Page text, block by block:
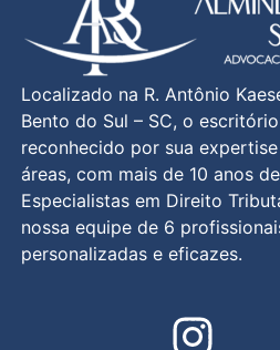
Localizado na R. Antônio
Bento do Sul – SC, o
reconhecido por sua
áreas, com mais de 10 anos
Especialistas em Direito
nossa equipe de 6
personalizadas e eficazes.